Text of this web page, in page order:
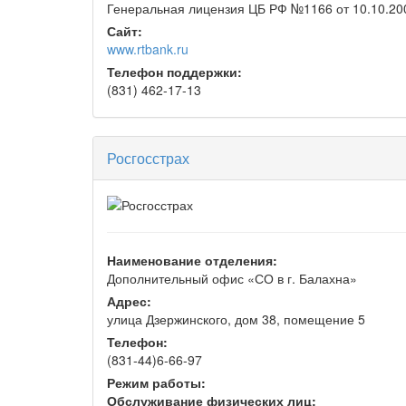
Генеральная лицензия ЦБ РФ №1166 от
Сайт:
www.rtbank.ru
Телефон поддержки:
(831) 462-17-13
Росгосстрах
Наименование отделения:
Дополнительный офис «СО в г. Балахна»
Адрес:
улица Дзержинского, дом 38, помещение 5
Телефон:
(831-44)6-66-97
Режим работы:
Обслуживание физических лиц: